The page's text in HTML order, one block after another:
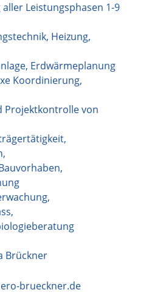
Leistungsphasen 1-9
Heizung,
Erdwärmeplanung
Koordinierung,
Projektkontrolle von
Brückner
brueckner.de